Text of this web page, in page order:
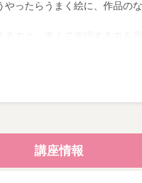
やったらうまく絵に、作品の
、毎回何かしらのモチーフを
学校3年生～中学生
講座情報